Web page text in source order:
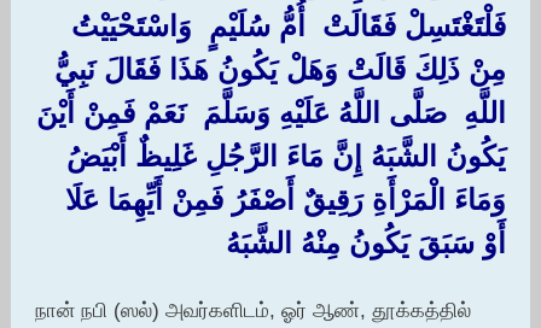
فَلْتَغْتَسِلْ فَقَالَتْ ‏ ‏أُمُّ سُلَيْمٍ ‏ ‏وَاسْتَحْيَيْتُ
مِنْ ذَلِكَ قَالَتْ وَهَلْ يَكُونُ هَذَا فَقَالَ نَبِيُّ
اللَّهِ ‏ ‏صَلَّى اللَّهُ عَلَيْهِ وَسَلَّمَ ‏ ‏نَعَمْ فَمِنْ أَيْنَ
يَكُونُ الشَّبَهُ إِنَّ مَاءَ الرَّجُلِ غَلِيظٌ أَبْيَضُ
وَمَاءَ الْمَرْأَةِ رَقِيقٌ أَصْفَرُ فَمِنْ أَيِّهِمَا عَلَا
أَوْ سَبَقَ يَكُونُ مِنْهُ الشَّبَهُ ‏
நான் நபி (ஸல்) அவர்களிடம், ஓர் ஆண், தூக்கத்தில்